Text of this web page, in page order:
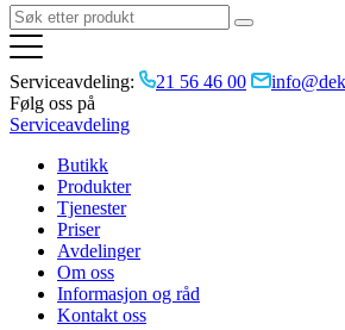
Serviceavdeling: 21 56 46 00
Følg oss på
Serviceavdeling
Butikk
Produkter
Tjenester
Priser
Avdelinger
Om oss
Informasjon og råd
Kontakt oss